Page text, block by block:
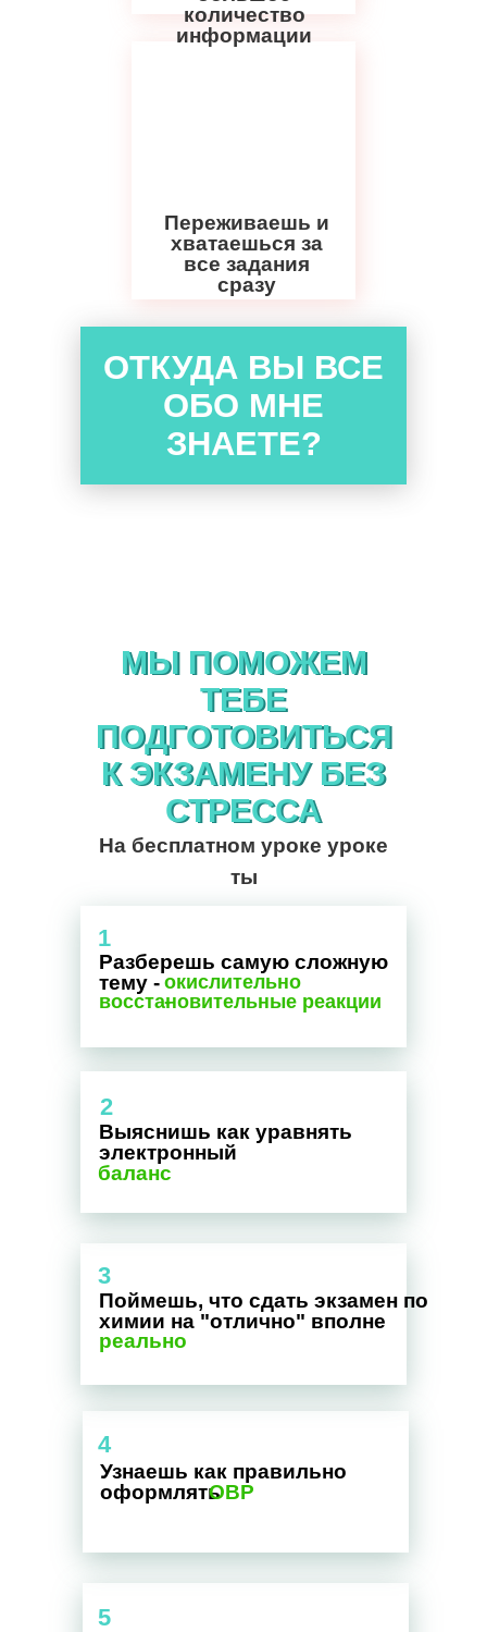
количество
информации
Переживаешь и
хватаешься за
все задания
сразу
МЫ ПОМОЖЕМ
ТЕБЕ
ПОДГОТОВИТЬСЯ
К ЭКЗАМЕНУ БЕЗ
СТРЕССА
МЫ ПОМОЖЕМ
ТЕБЕ
ПОДГОТОВИТЬСЯ
К ЭКЗАМЕНУ БЕЗ
СТРЕССА
На бесплатном уроке уроке
ты
ОТКУДА ВЫ ВСЕ
ОБО МНЕ
ЗНАЕТЕ?
1
2
3
4
Разберешь самую сложную
тему -
восстановительные реакции
Выяснишь как уравнять
электронный
Поймешь, что сдать экзамен по
химии на "отлично" вполне
Узнаешь как правильно
оформлять
баланс
ОВР
5
реально
окислительно
-